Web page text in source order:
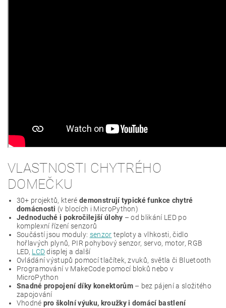
VLASTNOSTI CHYTRÉHO
DOMEČKU
30+ projektů, které demonstrují typické funkce chytré
domácnosti (v blocích i MicroPython)
Jednoduché i pokročilejší úlohy – od blikání LED po
komplexní řízení senzorů
Součástí jsou moduly: senzor teploty a vlhkosti, čidlo
hořlavých plynů, PIR pohybový senzor, servo, motor, RGB
LED, LCDdisplej a další
Ovládání výstupů pomocí tlačítek, zvuků, světla či Bluetooth
Programování v MakeCode pomocí bloků nebo v
MicroPython
Snadné propojení díky konektorům– bez pájení a složitého
zapojování
Vhodné pro školní výuku, kroužky i domácí bastlení